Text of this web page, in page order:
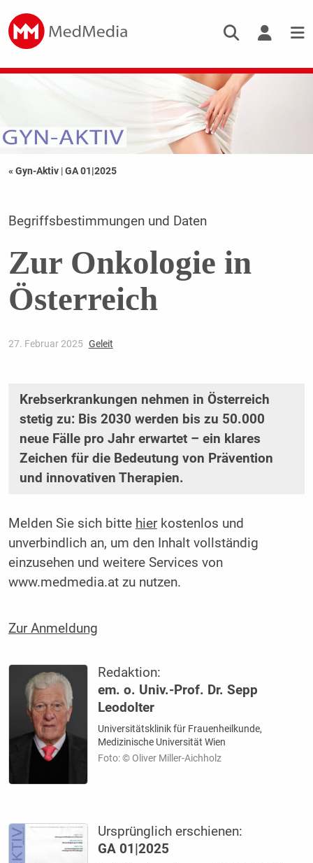
« Gyn-Aktiv |GA 01|2025
Begriffsbestimmungen und Daten
Zur Onkologie in
Österreich
27. Februar 2025 Geleit
Krebserkrankungen nehmen in Österreich
stetig zu: Bis 2030 werden bis zu 50.000
neue Fälle pro Jahr erwartet – ein klares
Zeichen für die Bedeutung von Prävention
und innovativen Therapien.
Melden Sie sich bitte hierkostenlos und
unverbindlich an, um den Inhalt vollständig
einzusehen und weitere Services von
www.medmedia.at zu nutzen.
Zur Anmeldung
Redaktion:
em. o. Univ.-Prof. Dr. Sepp
Leodolter
Universitätsklinik für Frauenheilkunde,
Medizinische Universität Wien
Foto: © Oliver Miller-Aichholz
Ursprünglich erschienen:
GA 01|2025